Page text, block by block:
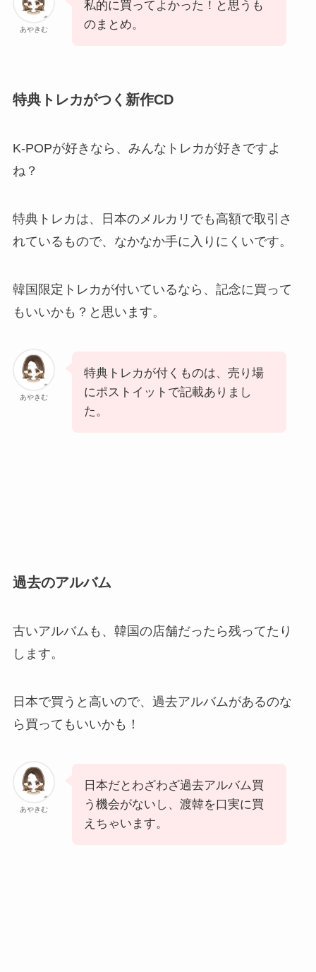
あやきむ
私的に買ってよかった！と思うも
のまとめ。
特典トレカがつく新作CD
K-POPが好きなら、みんなトレカが好きですよ
ね？
特典トレカは、日本のメルカリでも高額で取引さ
れているもので、なかなか手に入りにくいです。
韓国限定トレカが付いているなら、記念に買って
もいいかも？と思います。
あやきむ
特典トレカが付くものは、売り場
にポストイットで記載ありまし
た。
過去のアルバム
古いアルバムも、韓国の店舗だったら残ってたり
します。
日本で買うと高いので、過去アルバムがあるのな
ら買ってもいいかも！
あやきむ
日本だとわざわざ過去アルバム買
う機会がないし、渡韓を口実に買
えちゃいます。